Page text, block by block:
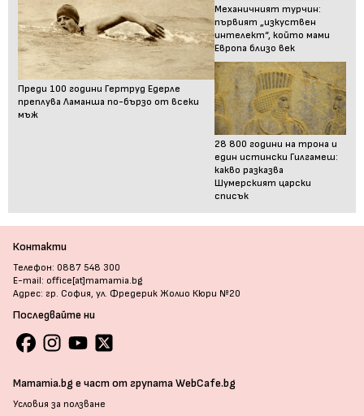
Преди 100 години Гертруд Едерле
преплува Ламанша по-бързо от всеки
мъж
Механичният турчин:
първият „изкуствен
интелект“, който мами
Европа близо век
28 800 години на трона и
един истински Гилгамеш:
какво разказва
Шумерският царски
списък
Контакти
Телефон: 0887 548 300
E-mail: office[at]mamamia.bg
Адрес: гр. София, ул. Фредерик Жолио Кюри №20
Последвайте ни
Mamamia.bg е част от групата WebCafe.bg
Условия за ползване